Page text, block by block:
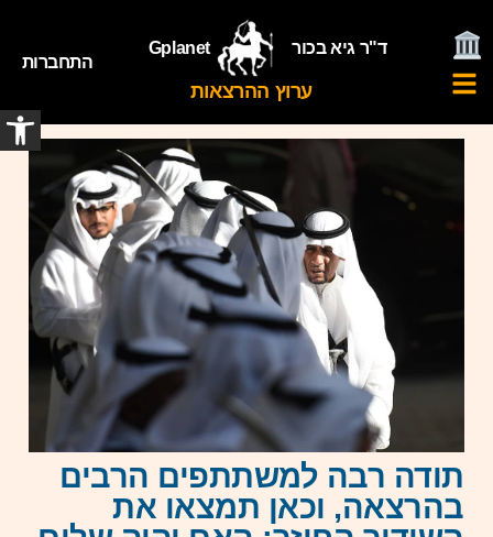
ד"ר גיא בכור Gplanet
ערוץ ההרצאות
התחברות
תודה רבה למשתתפים הרבים
בהרצאה, וכאן תמצאו את